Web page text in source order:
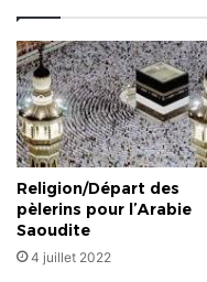
à
Zowla
:
les
raisons
Religion/Départ des
pèlerins pour l’Arabie
Saoudite
4 juillet 2022